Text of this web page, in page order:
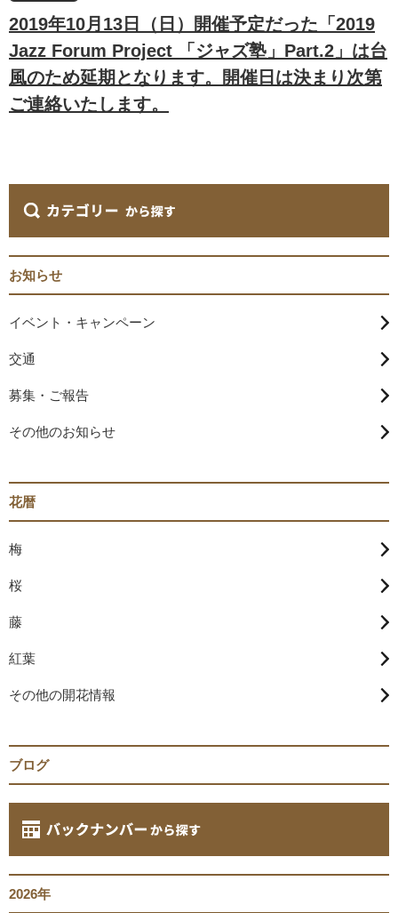
2019年10月13日（日）開催予定だった「2019
Jazz Forum Project 「ジャズ塾」Part.2」は台
風のため延期となります。開催日は決まり次第
ご連絡いたします。
お知らせ
イベント・キャンペーン
交通
募集・ご報告
その他のお知らせ
花暦
梅
桜
藤
紅葉
その他の開花情報
ブログ
2026年